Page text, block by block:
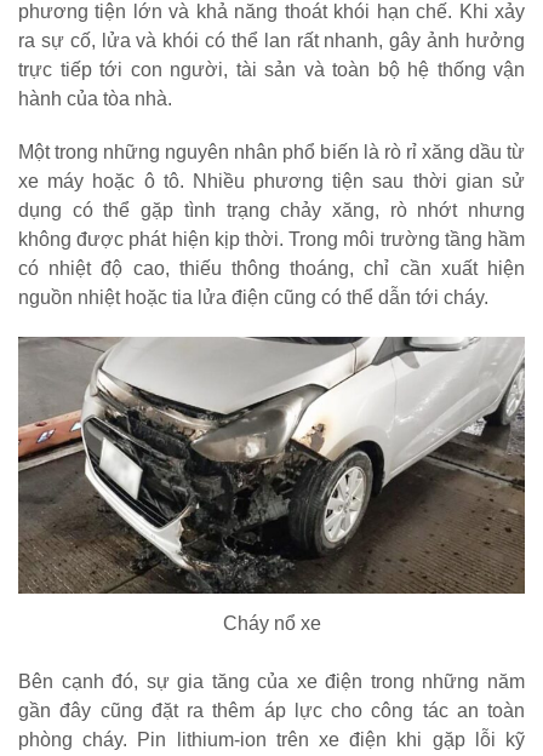
phương tiện lớn và khả năng thoát khói hạn chế. Khi xảy
ra sự cố, lửa và khói có thể lan rất nhanh, gây ảnh hưởng
trực tiếp tới con người, tài sản và toàn bộ hệ thống vận
hành của tòa nhà.
Một trong những nguyên nhân phổ biến là rò rỉ xăng dầu từ
xe máy hoặc ô tô. Nhiều phương tiện sau thời gian sử
dụng có thể gặp tình trạng chảy xăng, rò nhớt nhưng
không được phát hiện kịp thời. Trong môi trường tầng hầm
có nhiệt độ cao, thiếu thông thoáng, chỉ cần xuất hiện
nguồn nhiệt hoặc tia lửa điện cũng có thể dẫn tới cháy.
Cháy nổ xe
Bên cạnh đó, sự gia tăng của xe điện trong những năm
gần đây cũng đặt ra thêm áp lực cho công tác an toàn
phòng cháy. Pin lithium-ion trên xe điện khi gặp lỗi kỹ